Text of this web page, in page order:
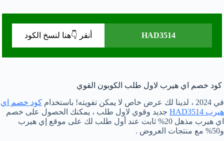
HAD3514 أنقر 👇هنا لنسخ الكود
كود خصم اي هيرب لاول طلب الكوبون القوي
في 2024 ، لدينا لك عرض خاص لا يمكن تفويته! باستخدام
كود خصم اي
هيرب HAD3514
جديد وقوي لاول طلب ، يمكنك الحصول على خصم
اي هيرب مذهل 20% ثابت عند أول طلب لك على موقع إي هيرب
و50% مع منتجات العروض .